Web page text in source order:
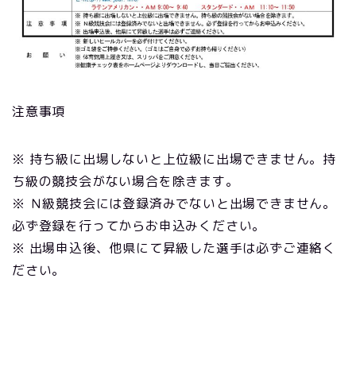
注意事項
※ 持ち級に出場しないと上位級に出場できません。持
ち級の競技会がない場合を除きます。
※ Ｎ級競技会には登録済みでないと出場できません。
必ず登録を行ってからお申込みください。
※ 出場申込後、他県にて昇級した選手は必ずご連絡く
ださい。